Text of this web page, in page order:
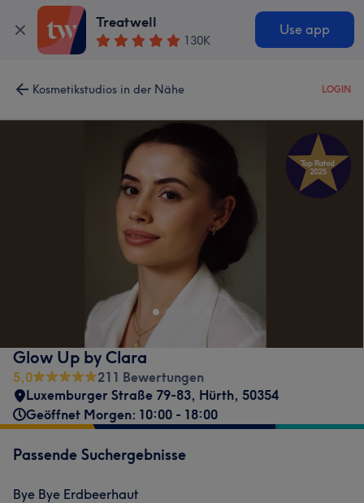
Treatwell
130K
Use app
Kosmetikstudios in der Nähe LOGIN
Glow Up by Clara
5,0
211 Bewertungen
Luxemburger Straße 79-83, Hürth, 50354
Geöffnet Morgen: 10:00 - 18:00
Passende Suchergebnisse
Bye Bye Erdbeerhaut